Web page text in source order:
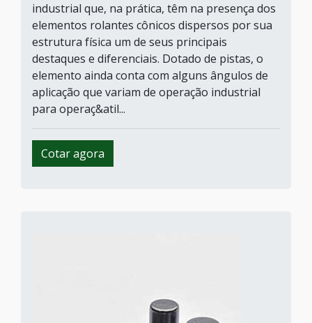
industrial que, na prática, têm na presença dos
elementos rolantes cônicos dispersos por sua
estrutura física um de seus principais
destaques e diferenciais. Dotado de pistas, o
elemento ainda conta com alguns ângulos de
aplicação que variam de operação industrial
para operaç&atil...
Cotar agora